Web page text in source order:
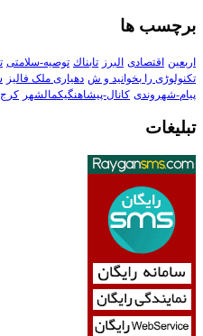
برچسب ها
اربعین اقتصادی البرز تابناك توصیه-سلامتی
تکنولوڑی را بخوانید و ش دهیاری ملک فالیز
پیام-شهروندی کانال-پیشاهنگیکمالشهر کرج
تبلیغات